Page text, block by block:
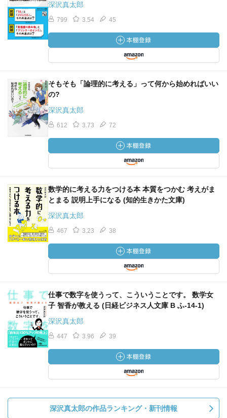
深沢真太郎
799 3.54 45
そもそも「論理的に考える」って何から始めればいい
の?
深沢真太郎
612 3.73 72
数学的に考える力をつける本 本質をつかむ 考えがま
とまる 説明上手になる (知的生きかた文庫)
深沢真太郎
467 3.23 38
仕事で数字を使うって、こういうことです。 数学女
子 智香が教える (日経ビジネス人文庫 B ふ-14-1)
深沢真太郎
447 3.96 39
深沢真太郎の作品ランキング・新刊情報